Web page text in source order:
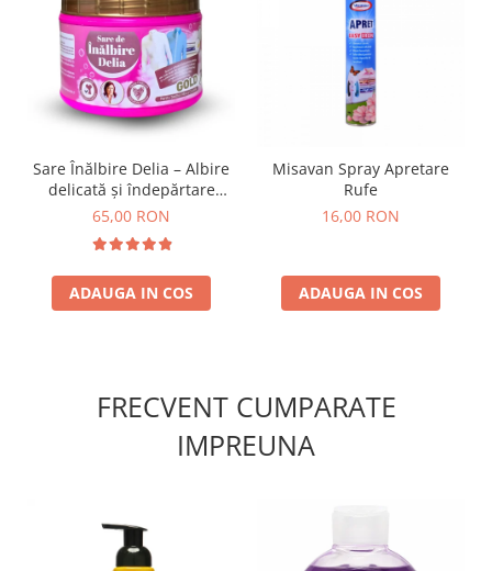
Sare Înălbire Delia – Albire
delicată și îndepărtare
eficientă a petelor 500 g
65,00 RON
ADAUGA IN COS
Misavan Spray Apretare
Rufe
16,00 RON
ADAUGA IN COS
FRECVENT CUMPARATE
IMPREUNA